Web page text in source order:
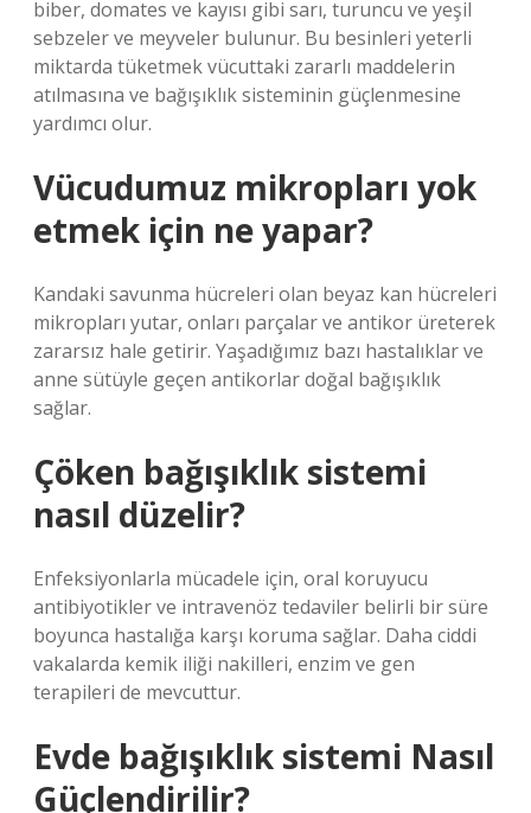
biber, domates ve kayısı gibi sarı, turuncu ve yeşil
sebzeler ve meyveler bulunur. Bu besinleri yeterli
miktarda tüketmek vücuttaki zararlı maddelerin
atılmasına ve bağışıklık sisteminin güçlenmesine
yardımcı olur.
Vücudumuz mikropları yok
etmek için ne yapar?
Kandaki savunma hücreleri olan beyaz kan hücreleri
mikropları yutar, onları parçalar ve antikor üreterek
zararsız hale getirir. Yaşadığımız bazı hastalıklar ve
anne sütüyle geçen antikorlar doğal bağışıklık
sağlar.
Çöken bağışıklık sistemi
nasıl düzelir?
Enfeksiyonlarla mücadele için, oral koruyucu
antibiyotikler ve intravenöz tedaviler belirli bir süre
boyunca hastalığa karşı koruma sağlar. Daha ciddi
vakalarda kemik iliği nakilleri, enzim ve gen
terapileri de mevcuttur.
Evde bağışıklık sistemi Nasıl
Güçlendirilir?